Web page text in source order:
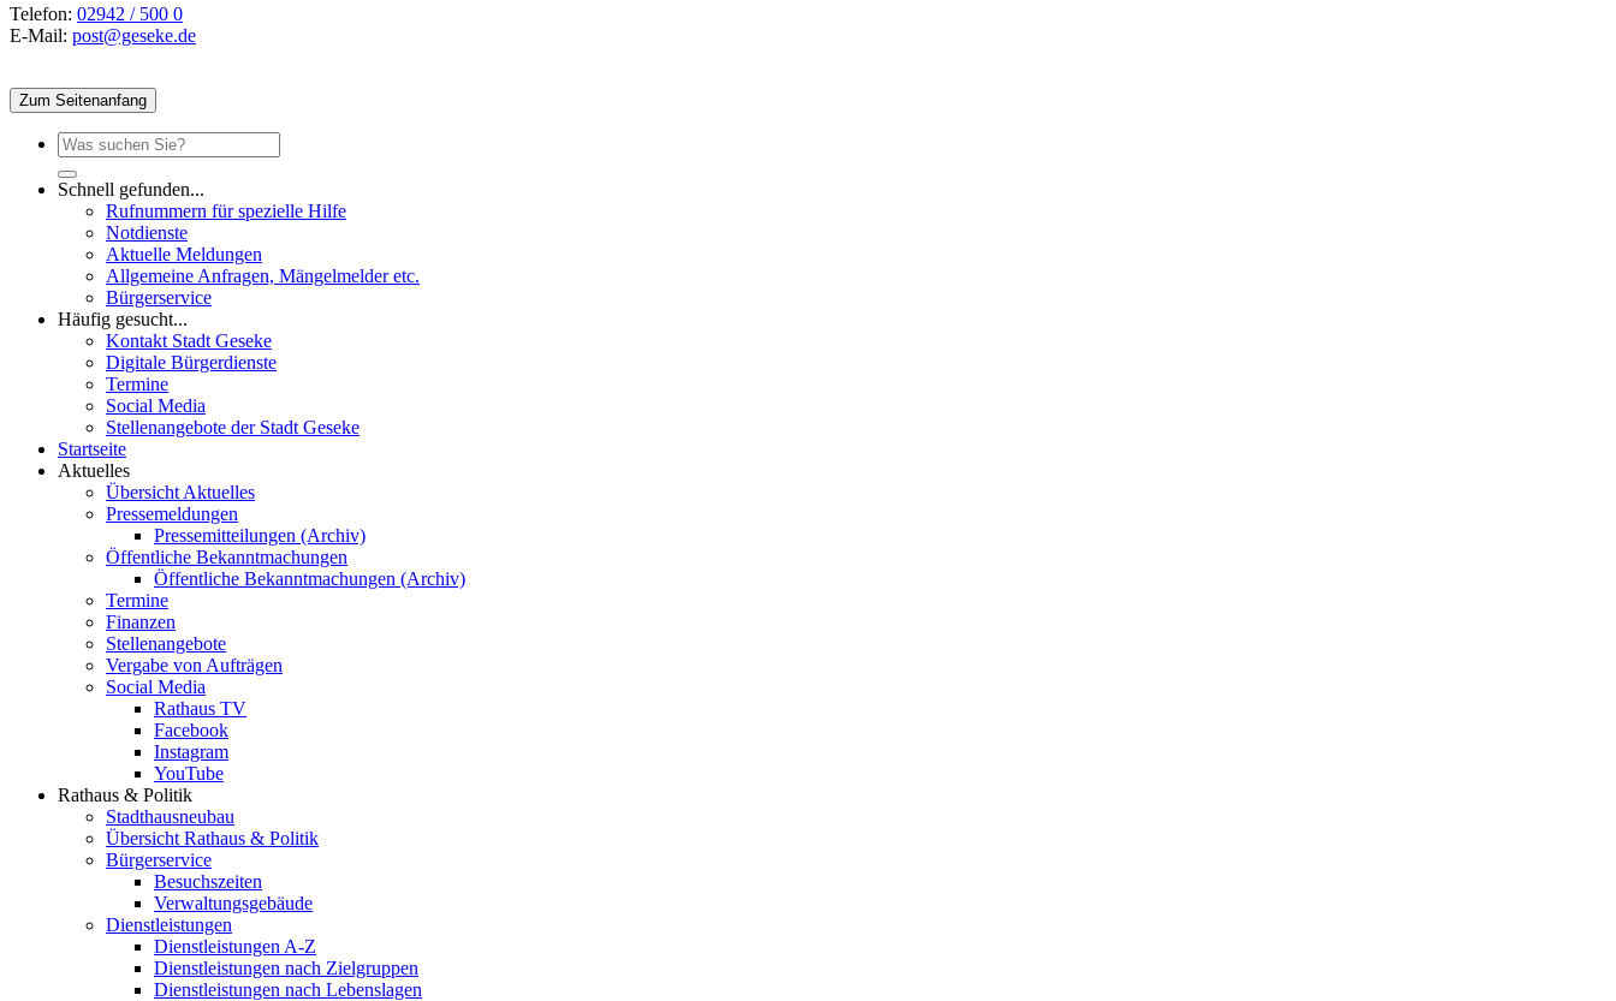
Telefon: 02942 / 500 0
E-Mail: post@geseke.de
Zum Seitenanfang
Schnell gefunden...
Rufnummern für spezielle Hilfe
Notdienste
Aktuelle Meldungen
Allgemeine Anfragen, Mängelmelder etc.
Bürgerservice
Häufig gesucht...
Kontakt Stadt Geseke
Digitale Bürgerdienste
Termine
Social Media
Stellenangebote der Stadt Geseke
Startseite
Aktuelles
Übersicht Aktuelles
Pressemeldungen
Pressemitteilungen (Archiv)
Öffentliche Bekanntmachungen
Öffentliche Bekanntmachungen (Archiv)
Termine
Finanzen
Stellenangebote
Vergabe von Aufträgen
Social Media
Rathaus TV
Facebook
Instagram
YouTube
Rathaus & Politik
Stadthausneubau
Übersicht Rathaus & Politik
Bürgerservice
Besuchszeiten
Verwaltungsgebäude
Dienstleistungen
Dienstleistungen A-Z
Dienstleistungen nach Zielgruppen
Dienstleistungen nach Lebenslagen